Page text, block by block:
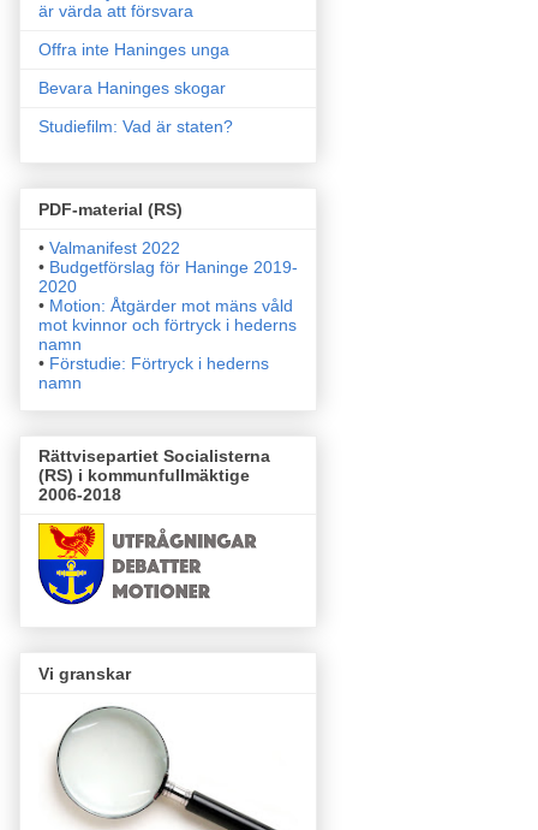
är värda att försvara
Offra inte Haninges unga
Bevara Haninges skogar
Studiefilm: Vad är staten?
PDF-material (RS)
• Valmanifest 2022
• Budgetförslag för Haninge 2019-
2020
• Motion: Åtgärder mot mäns våld
mot kvinnor och förtryck i hederns
namn
• Förstudie: Förtryck i hederns
namn
Rättvisepartiet Socialisterna
(RS) i kommunfullmäktige
2006-2018
Vi granskar